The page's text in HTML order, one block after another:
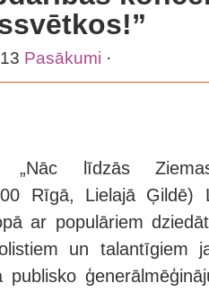
Pasākumi ·
„Nāc līdzās
Rīgā, Lielajā Ģildē)
ar populāriem
un talantīgiem
publisko